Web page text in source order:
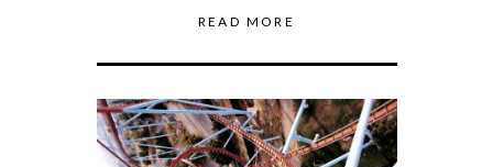
READ MORE